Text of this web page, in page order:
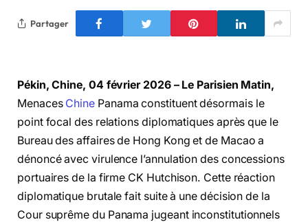
Partager
Pékin, Chine, 04 février 2026 – Le Parisien Matin,
Menaces ChinePanama constituent désormais le
point focal des relations diplomatiques après que le
Bureau des affaires de Hong Kong et de Macao a
dénoncé avec virulence l’annulation des concessions
portuaires de la firme CK Hutchison. Cette réaction
diplomatique brutale fait suite à une décision de la
Cour suprême du Panama jugeant inconstitutionnels